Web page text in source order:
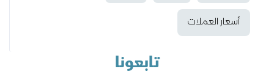
أسعار العملات
تابعونا